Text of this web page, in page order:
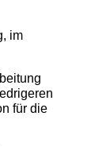
im
für die